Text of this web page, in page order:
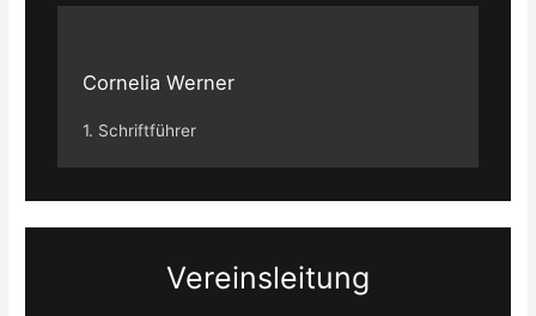
Cornelia Werner
1. Schriftführer
Vereinsleitung